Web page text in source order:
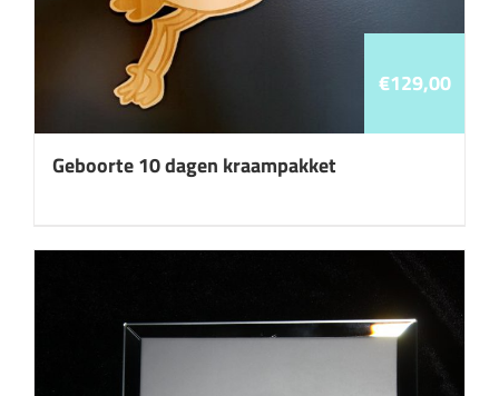
Geboorte 10 dagen kraampakket
€129,00